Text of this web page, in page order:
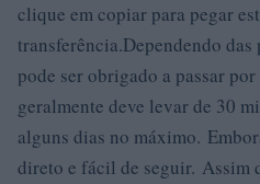
clique em copiar para pegar
transferência.Dependendo
pode ser obrigado a passar
geralmente deve levar de 30
alguns dias no máximo.
direto e fácil de seguir. Assim